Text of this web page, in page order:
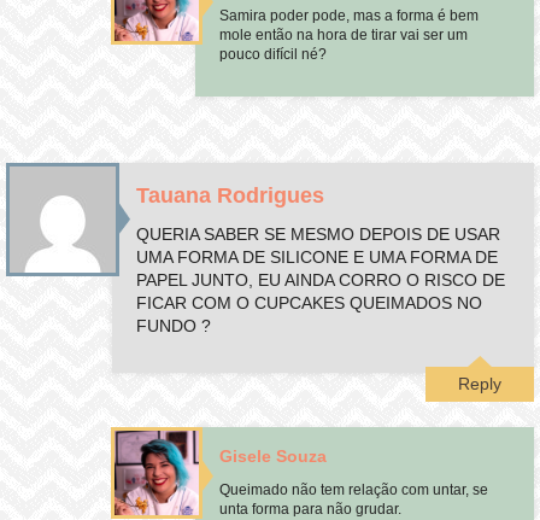
Samira poder pode, mas a forma é bem
mole então na hora de tirar vai ser um
pouco difícil né?
Tauana Rodrigues
QUERIA SABER SE MESMO DEPOIS DE USAR
UMA FORMA DE SILICONE E UMA FORMA DE
PAPEL JUNTO, EU AINDA CORRO O RISCO DE
FICAR COM O CUPCAKES QUEIMADOS NO
FUNDO ?
Reply
Gisele Souza
Queimado não tem relação com untar, se
unta forma para não grudar.